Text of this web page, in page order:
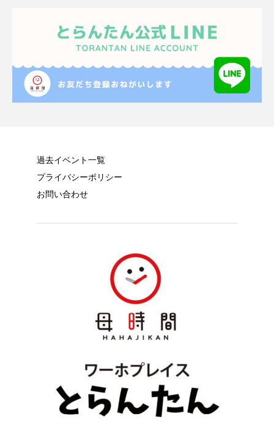
過去イベント一覧
プライバシーポリシー
お問い合わせ